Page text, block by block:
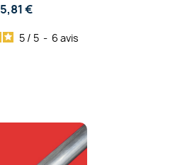
5,81 €
5 / 5 - 6 avis